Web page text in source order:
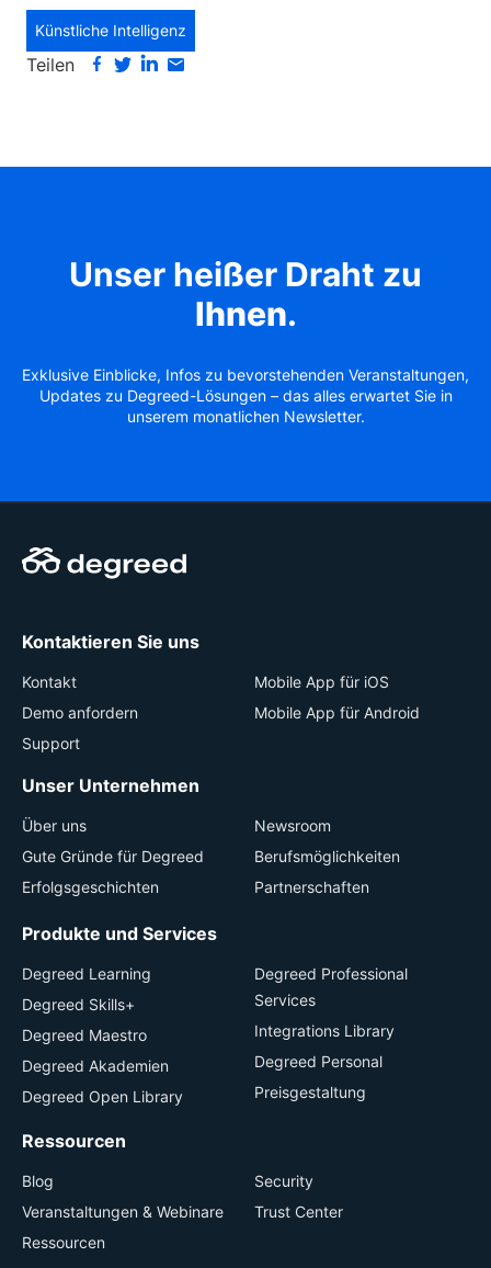
Künstliche Intelligenz
Teilen
Unser heißer Draht zu
Ihnen.
Exklusive Einblicke, Infos zu bevorstehenden Veranstaltungen,
Updates zu Degreed-Lösungen – das alles erwartet Sie in
unserem monatlichen Newsletter.
Kontaktieren Sie uns
Kontakt
Demo anfordern
Support
Mobile App für iOS
Mobile App für Android
Unser Unternehmen
Über uns
Gute Gründe für Degreed
Erfolgsgeschichten
Newsroom
Berufsmöglichkeiten
Partnerschaften
Produkte und Services
Degreed Learning
Degreed Skills+
Degreed Maestro
Degreed Akademien
Degreed Open Library
Degreed Professional
Services
Integrations Library
Degreed Personal
Preisgestaltung
Ressourcen
Blog
Veranstaltungen & Webinare
Ressourcen
Security
Trust Center